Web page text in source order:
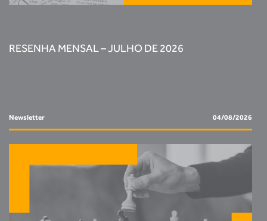
RESENHA MENSAL – JULHO DE 2026
Newsletter 04/08/2026